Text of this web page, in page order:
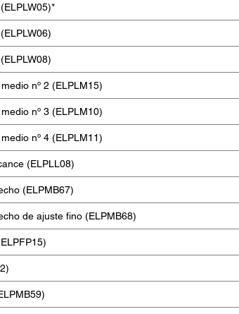
nº 2 (ELPLM15)
nº 3 (ELPLM10)
nº 4 (ELPLM11)
(ELPLL08)
(ELPMB67)
de ajuste fino (ELPMB68)